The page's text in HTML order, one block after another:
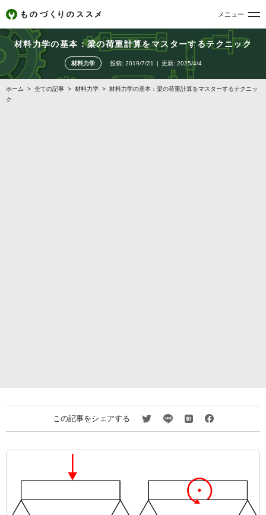
メニュー
材料力学の基本：梁の荷重計算をマスターするテクニック
材料力学 投稿: 2019/7/21 更新: 2025/4/4
ホーム > 全ての記事 > 材料力学 > 材料力学の基本：梁の荷重計算をマスターするテクニッ
ク
この記事をシェアする